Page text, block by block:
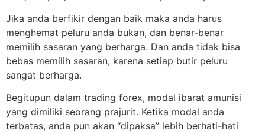
Jika anda berfikir dengan baik maka anda harus
menghemat peluru anda bukan, dan benar-benar
memilih sasaran yang berharga. Dan anda tidak bisa
bebas memilih sasaran, karena setiap butir peluru
sangat berharga.
Begitupun dalam trading forex, modal ibarat amunisi
yang dimiliki seorang prajurit. Ketika modal anda
terbatas, anda pun akan “dipaksa” lebih berhati-hati